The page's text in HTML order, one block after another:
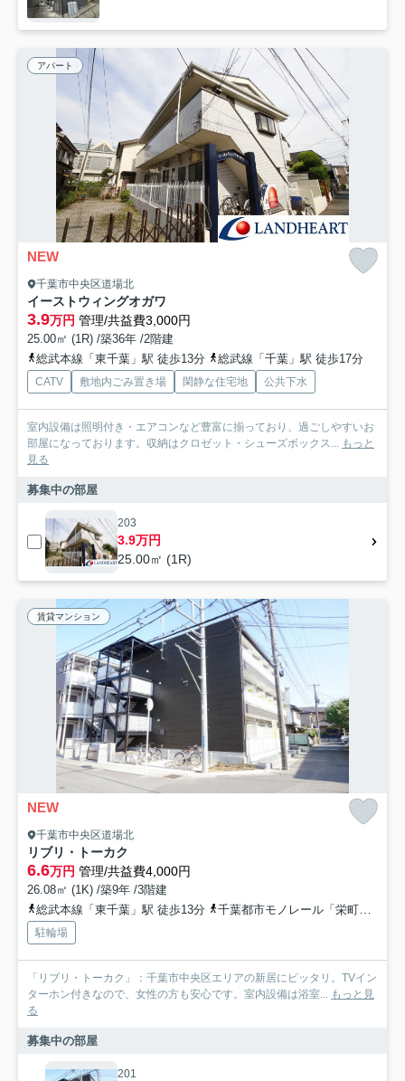
アパート
NEW
千葉市中央区道場北
イーストウィングオガワ
3.9万円 管理/共益費3,000円
25.00㎡ (1R) /築36年 /2階建
総武本線「東千葉」駅 徒歩13分
総武線「千葉」駅 徒歩17分
CATV 敷地内ごみ置き場 閑静な住宅地 公共下水
室内設備は照明付き・エアコンなど豊富に揃っており、過ごしやすいお
部屋になっております。収納はクロゼット・シューズボックス... もっと
見る
募集中の部屋
203
3.9万円
25.00㎡ (1R)
賃貸マンション
NEW
千葉市中央区道場北
リブリ・トーカク
6.6万円 管理/共益費4,000円
26.08㎡ (1K) /築9年 /3階建
総武本線「東千葉」駅 徒歩13分
千葉都市モノレール「栄町」駅 徒歩15分
駐輪場
「リブリ・トーカク」：千葉市中央区エリアの新居にピッタリ。TVイン
ターホン付きなので、女性の方も安心です。室内設備は浴室... もっと見
る
募集中の部屋
201